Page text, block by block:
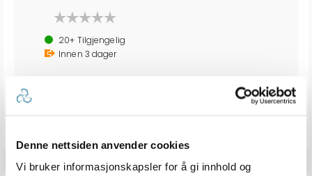
Denne nettsiden anvender cookies
Vi bruker informasjonskapsler for å gi innhold og
20+ Tilgjengelig
Innen 3 dager
159,-